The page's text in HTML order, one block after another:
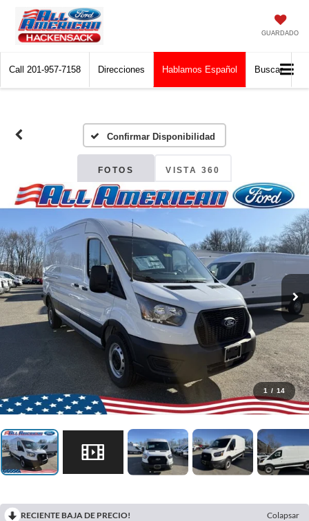
GUARDADO
Call 201-957-7158 Direcciones Hablamos Español Buscar
Confirmar Disponibilidad
FOTOS VISTA 360
1 / 14
RECIENTE BAJA DE PRECIO!
Colapsar